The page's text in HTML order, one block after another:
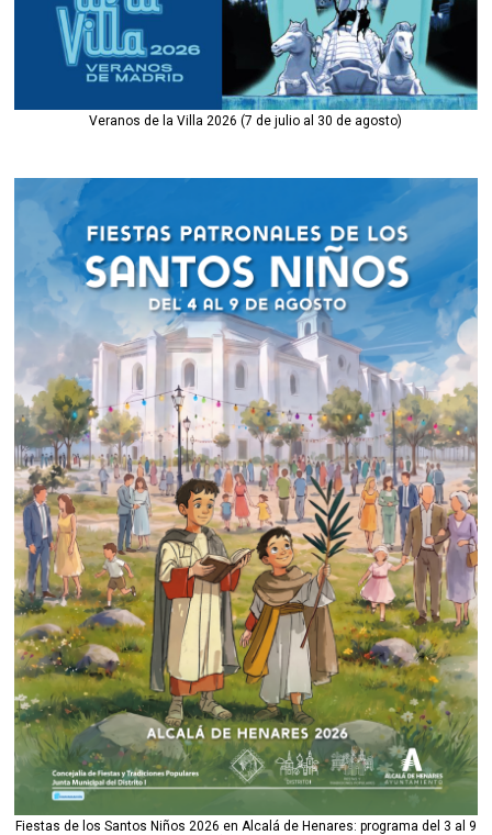
Veranos de la Villa 2026 (7 de julio al 30 de agosto)
Fiestas de los Santos Niños 2026 en Alcalá de Henares: programa del 3 al 9